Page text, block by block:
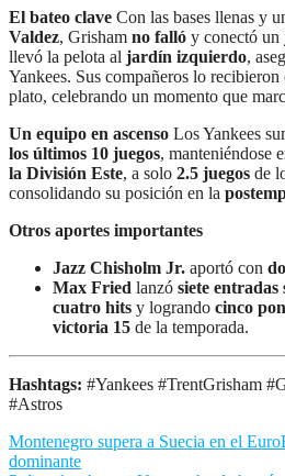
El bateo clave Con las bases llenas y
Valdez, Grisham no falló y conectó un
llevó la pelota al jardín izquierdo,
Yankees. Sus compañeros lo recibieron
plato, celebrando un momento que
Un equipo en ascenso Los Yankees
los últimos 10 juegos, manteniéndose
la División Este, a solo 2.5 juegos de
consolidando su posición en la
Otros aportes importantes
Jazz Chisholm Jr. aportó con
Max Fried lanzó siete entradas
cuatro hits y logrando cinco
victoria 15 de la temporada.
Hashtags: #Yankees #TrentGrisham
#Astros
Navegación
Montenegro supera a Suecia en el
dominante